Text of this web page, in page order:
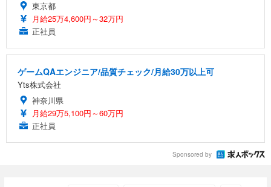
東京都
月給25万4,600円～32万円
正社員
ゲームQAエンジニア/品質チェック/月給30万以上可
Yts株式会社
神奈川県
月給29万5,100円～60万円
正社員
Sponsored by